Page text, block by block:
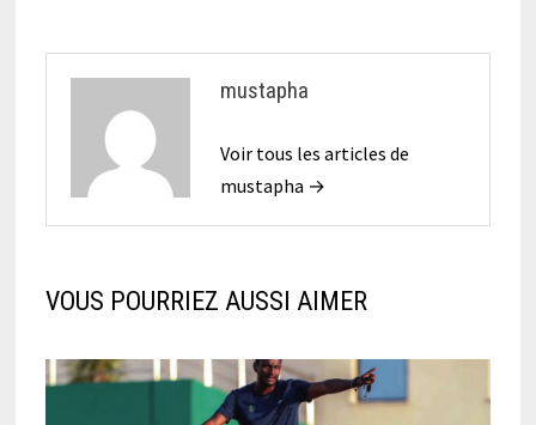
mustapha
Voir tous les articles de
mustapha →
VOUS POURRIEZ AUSSI AIMER